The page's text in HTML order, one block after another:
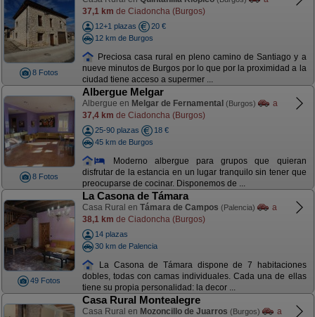
8 Fotos
37,1 km de Ciadoncha (Burgos)
12+1 plazas
20 €
12 km de Burgos
Preciosa casa rural en pleno camino de Santiago y a
nueve minutos de Burgos por lo que por la proximidad a la
ciudad tiene acceso a supermer ...
8 Fotos
Albergue Melgar
Albergue en Melgar de Fernamental (Burgos)
a
37,4 km de Ciadoncha (Burgos)
25-90 plazas
18 €
45 km de Burgos
Moderno albergue para grupos que quieran
disfrutar de la estancia en un lugar tranquilo sin tener que
preocuparse de cocinar. Disponemos de ...
49 Fotos
La Casona de Támara
Casa Rural en Támara de Campos (Palencia)
a
38,1 km de Ciadoncha (Burgos)
14 plazas
30 km de Palencia
La Casona de Támara dispone de 7 habitaciones
dobles, todas con camas individuales. Cada una de ellas
tiene su propia personalidad: la decor ...
Casa Rural Montealegre
Casa Rural en Mozoncillo de Juarros (Burgos)
a